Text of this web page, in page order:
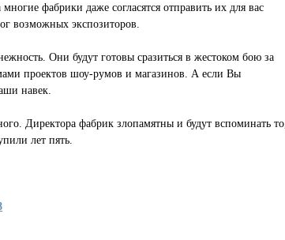
фабрики даже согласятся отправить их для вас
возможных экспозиторов.
Они будут готовы сразиться в жестоком бою за
проектов шоу-румов и магазинов. А если Вы
навек.
Директора фабрик злопамятны и будут вспоминать то,
лет пять.